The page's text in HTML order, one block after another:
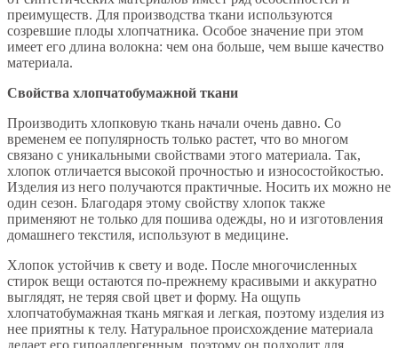
преимуществ. Для производства ткани используются
созревшие плоды хлопчатника. Особое значение при этом
имеет его длина волокна: чем она больше, чем выше качество
материала.
Свойства хлопчатобумажной ткани
Производить хлопковую ткань начали очень давно. Со
временем ее популярность только растет, что во многом
связано с уникальными свойствами этого материала. Так,
хлопок отличается высокой прочностью и износостойкостью.
Изделия из него получаются практичные. Носить их можно не
один сезон. Благодаря этому свойству хлопок также
применяют не только для пошива одежды, но и изготовления
домашнего текстиля, используют в медицине.
Хлопок устойчив к свету и воде. После многочисленных
стирок вещи остаются по-прежнему красивыми и аккуратно
выглядят, не теряя свой цвет и форму. На ощупь
хлопчатобумажная ткань мягкая и легкая, поэтому изделия из
нее приятны к телу. Натуральное происхождение материала
делает его гипоаллергенным, поэтому он подходит для